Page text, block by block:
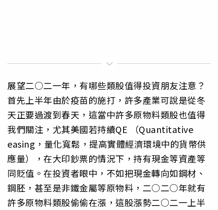
展望二○二一年，有哪些類股值得投資朋友注意？
首先上半年由於疫苗的施打，許多產業可說是從冬
天正要過渡到春天，這當中許多原物料類股也值得
我們關注，尤其美國若持續QE （Quantitative
easing，量化寬鬆，提高實體經濟環境中的貨幣供
應量），在大印鈔票的情況下，持有現金等資產等
同貶值。在投資者眼中，不如把現金轉向如鋼材、
鋼胚，甚至是非鐵金屬等原物料，二○二○年就有
許多原物料類股偷偷在漲，這股漲勢二○二一上半